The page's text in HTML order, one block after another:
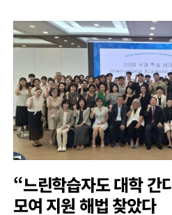
“느린학습자도 대학
모여 지원 해법 찾았다